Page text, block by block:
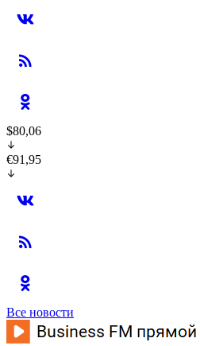
$80,06
€91,95
Все новости